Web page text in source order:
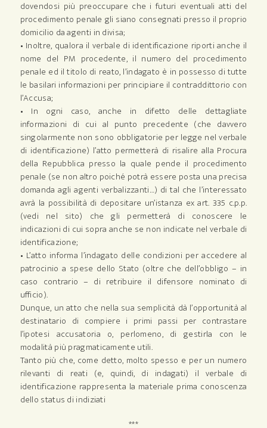
dovendosi più preoccupare che i futuri eventuali atti del
procedimento penale gli siano consegnati presso il proprio
domicilio da agenti in divisa;
• Inoltre, qualora il verbale di identificazione riporti anche il
nome del PM procedente, il numero del procedimento
penale ed il titolo di reato, l’indagato è in possesso di tutte
le basilari informazioni per principiare il contraddittorio con
l’Accusa;
• In ogni caso, anche in difetto delle dettagliate
informazioni di cui al punto precedente (che davvero
singolarmente non sono obbligatorie per legge nel verbale
di identificazione) l’atto permetterà di risalire alla Procura
della Repubblica presso la quale pende il procedimento
penale (se non altro poiché potrà essere posta una precisa
domanda agli agenti verbalizzanti…) di tal che l’interessato
avrà la possibilità di depositare un’istanza ex art. 335 c.p.p.
(vedi nel sito) che gli permetterà di conoscere le
indicazioni di cui sopra anche se non indicate nel verbale di
identificazione;
• L’atto informa l’indagato delle condizioni per accedere al
patrocinio a spese dello Stato (oltre che dell’obbligo – in
caso contrario – di retribuire il difensore nominato di
ufficio).
Dunque, un atto che nella sua semplicità dà l’opportunità al
destinatario di compiere i primi passi per contrastare
l’ipotesi accusatoria o, perlomeno, di gestirla con le
modalità più pragmaticamente utili.
Tanto più che, come detto, molto spesso e per un numero
rilevanti di reati (e, quindi, di indagati) il verbale di
identificazione rappresenta la materiale prima conoscenza
dello status di indiziati
***